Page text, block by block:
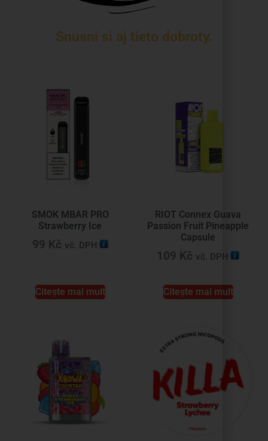
Snusni si aj tieto dobroty.
SMOK MBAR PRO
Strawberry Ice
99 Kč vč. DPH
Citește mai mult
RIOT Connex Guava
Passion Fruit Pineapple
Capsule
109 Kč vč. DPH
Citește mai mult